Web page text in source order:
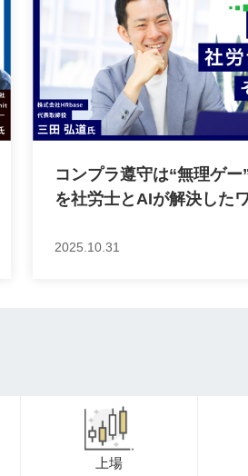
コンプラ遵守は“無理ゲー
を社労士とAIが解決した
2025.10.31
上場